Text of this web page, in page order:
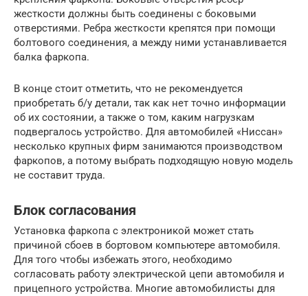
жесткости должны быть соединены с боковыми
отверстиями. Ребра жесткости крепятся при помощи
болтового соединения, а между ними устанавливается
балка фаркопа.
В конце стоит отметить, что не рекомендуется
приобретать б/у детали, так как нет точно информации
об их состоянии, а также о том, каким нагрузкам
подвергалось устройство. Для автомобилей «Ниссан»
несколько крупных фирм занимаются производством
фаркопов, а потому выбрать подходящую новую модель
не составит труда.
Блок согласования
Установка фаркопа с электроникой может стать
причиной сбоев в бортовом компьютере автомобиля.
Для того чтобы избежать этого, необходимо
согласовать работу электрической цепи автомобиля и
прицепного устройства. Многие автомобилисты для